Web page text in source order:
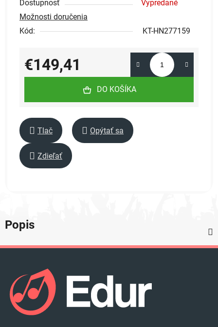
Dostupnosť
Vypredané
Možnosti doručenia
Kód:
KT-HN277159
€149,41
Jednotková cena:
DO KOŠÍKA
Tlač Opýtať sa
Zdieľať
Popis